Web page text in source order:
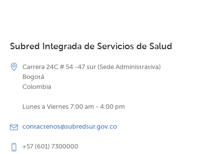
Subred Integrada de Servicios de Salud
Carrera 24C # 54 -47 sur (Sede Administrativa)
Bogotá
Colombia
Lunes a Viernes 7:00 am - 4:00 pm
contactenos@subredsur.gov.co
+57 (601) 7300000